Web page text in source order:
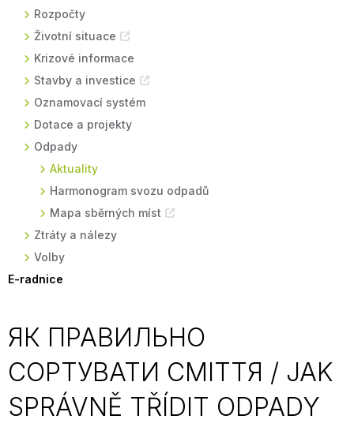
Rozpočty
Životní situace
Krizové informace
Stavby a investice
Oznamovací systém
Dotace a projekty
Odpady
Aktuality
Harmonogram svozu odpadů
Mapa sběrných míst
Ztráty a nálezy
Volby
E-radnice
ЯК ПРАВИЛЬНО
СОРТУВАТИ СМІТТЯ / JAK
SPRÁVNĚ TŘÍDIT ODPADY